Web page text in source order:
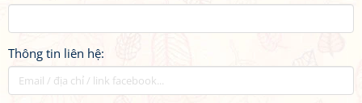
Thông tin liên hệ: